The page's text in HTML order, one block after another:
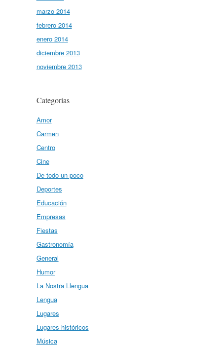
marzo 2014
febrero 2014
enero 2014
diciembre 2013
noviembre 2013
Categorías
Amor
Carmen
Centro
Cine
De todo un poco
Deportes
Educación
Empresas
Fiestas
Gastronomía
General
Humor
La Nostra Llengua
Lengua
Lugares
Lugares históricos
Música